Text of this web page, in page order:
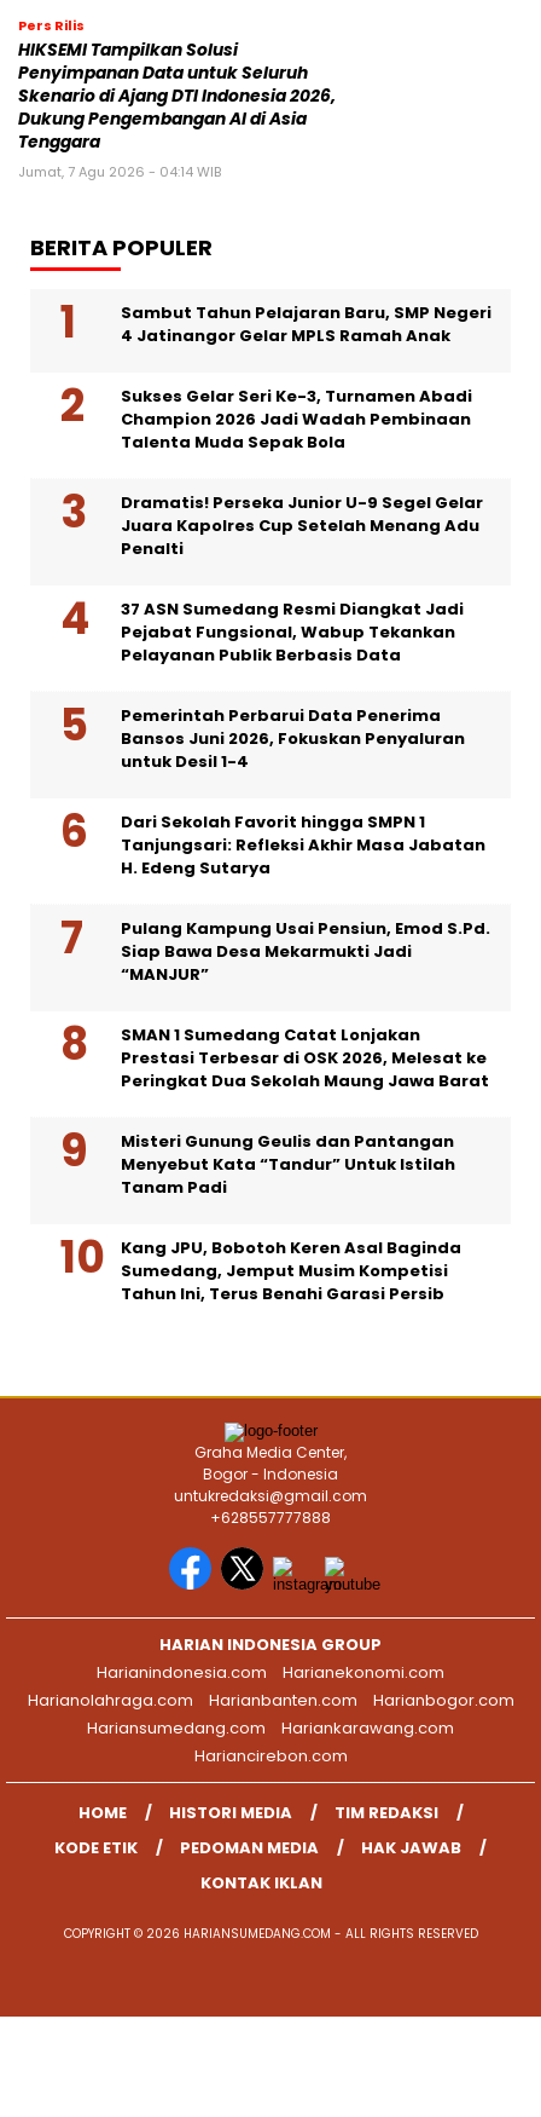
Pers Rilis
HIKSEMI Tampilkan Solusi
Penyimpanan Data untuk Seluruh
Skenario di Ajang DTI Indonesia 2026,
Dukung Pengembangan AI di Asia
Tenggara
Jumat, 7 Agu 2026 - 04:14 WIB
BERITA POPULER
Sambut Tahun Pelajaran Baru, SMP Negeri
4 Jatinangor Gelar MPLS Ramah Anak
Sukses Gelar Seri Ke-3, Turnamen Abadi
Champion 2026 Jadi Wadah Pembinaan
Talenta Muda Sepak Bola
Dramatis! Perseka Junior U-9 Segel Gelar
Juara Kapolres Cup Setelah Menang Adu
Penalti
37 ASN Sumedang Resmi Diangkat Jadi
Pejabat Fungsional, Wabup Tekankan
Pelayanan Publik Berbasis Data
Pemerintah Perbarui Data Penerima
Bansos Juni 2026, Fokuskan Penyaluran
untuk Desil 1-4
Dari Sekolah Favorit hingga SMPN 1
Tanjungsari: Refleksi Akhir Masa Jabatan
H. Edeng Sutarya
Pulang Kampung Usai Pensiun, Emod S.Pd.
Siap Bawa Desa Mekarmukti Jadi
“MANJUR”
SMAN 1 Sumedang Catat Lonjakan
Prestasi Terbesar di OSK 2026, Melesat ke
Peringkat Dua Sekolah Maung Jawa Barat
Misteri Gunung Geulis dan Pantangan
Menyebut Kata “Tandur” Untuk Istilah
Tanam Padi
Kang JPU, Bobotoh Keren Asal Baginda
Sumedang, Jemput Musim Kompetisi
Tahun Ini, Terus Benahi Garasi Persib
Graha Media Center,
Bogor - Indonesia
untukredaksi@gmail.com
+628557777888
HARIAN INDONESIA GROUP
Harianindonesia.com
Harianekonomi.com
Harianolahraga.com
Harianbanten.com
Harianbogor.com
Hariansumedang.com
Hariankarawang.com
Hariancirebon.com
HOME HISTORI MEDIA
TIM REDAKSI
KODE ETIK
PEDOMAN MEDIA
HAK JAWAB
KONTAK IKLAN
COPYRIGHT © 2026 HARIANSUMEDANG.COM - ALL RIGHTS RESERVED